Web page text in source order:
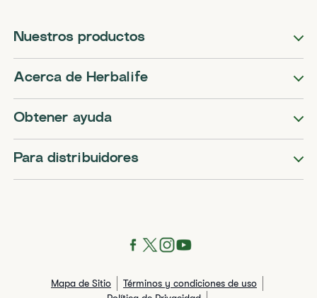
Nuestros productos
Acerca de Herbalife
Obtener ayuda
Para distribuidores
Mapa de Sitio
Términos y condiciones de uso